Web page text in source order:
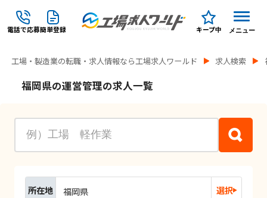
電話で応募簡単登録 キープ中 メニュー
工場・製造業の転職・求人情報なら工場求人ワールド 求人検索
福岡県の運営管理の求人一覧
所在地 福岡県 選択